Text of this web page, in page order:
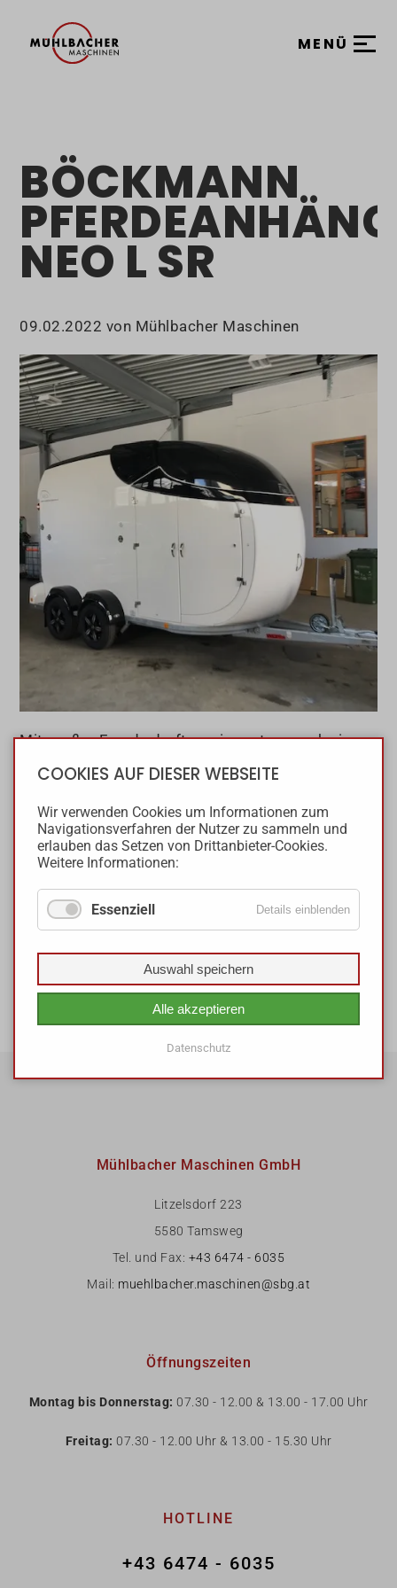
COOKIES AUF DIESER WEBSEITE
Wir verwenden Cookies um Informationen zum
Navigationsverfahren der Nutzer zu sammeln und
erlauben das Setzen von Drittanbieter-Cookies.
Weitere Informationen:
Essenziell Details einblenden
Auswahl speichern
Alle akzeptieren
Datenschutz
MENÜ
BÖCKMANN
NEO L SR
09.02.2022 von Mühlbacher Maschinen
Mit großer Freude durften wir gestern noch einen
Böckmann Neo L SR übergeben. Der Anhänger
weiß ausgeliefert und mit einer
Videoüberwachungsanlage inkl. Rückfahrkamera.
Wir wünschen ganz viel Freude mit dem neuen
Anhänger!
Mühlbacher Maschinen GmbH
Litzelsdorf 223
5580 Tamsweg
Tel. und Fax: +43 6474 - 6035
Mail: muehlbacher.maschinen@sbg.at
Öffnungszeiten
Montag bis Donnerstag: 07.30 - 12.00 & 13.00 - 17.00 Uhr
Freitag: 07.30 - 12.00 Uhr & 13.00 - 15.30 Uhr
HOTLINE
+43 6474 - 6035